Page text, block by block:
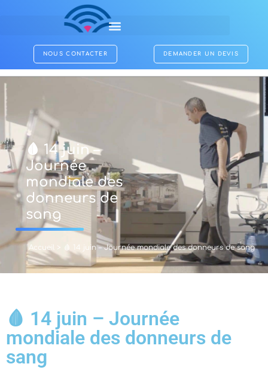
NOUS CONTACTER DEMANDER UN DEVIS
🩸 14 juin –
Journée
mondiale des
donneurs de
sang
Accueil > 🩸 14 juin – Journée mondiale des donneurs de sang
🩸 14 juin – Journée
mondiale des donneurs de
sang